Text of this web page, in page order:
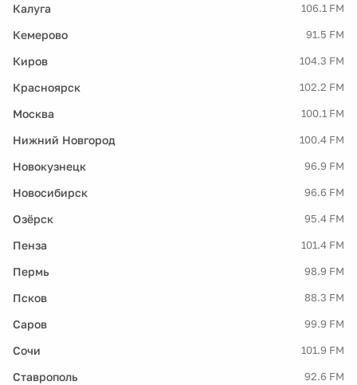
Калуга 106.1 FM
Кемерово 91.5 FM
Киров 104.3 FM
Красноярск 102.2 FM
Москва 100.1 FM
Нижний Новгород 100.4 FM
Новокузнецк 96.9 FM
Новосибирск 96.6 FM
Озёрск 95.4 FM
Пенза 101.4 FM
Пермь 98.9 FM
Псков 88.3 FM
Саров 99.9 FM
Сочи 101.9 FM
Ставрополь 92.6 FM